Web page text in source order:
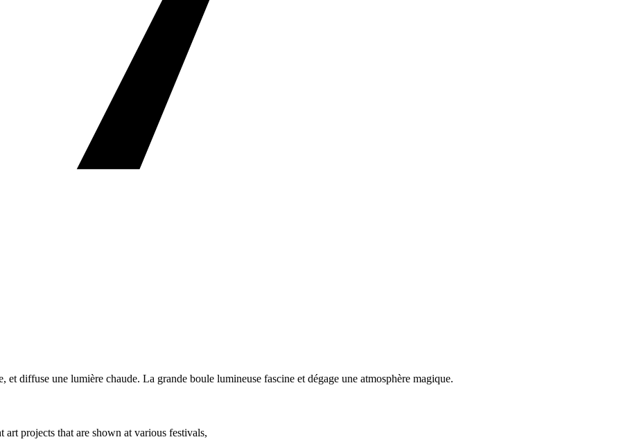
et diffuse une lumière chaude. La grande boule lumineuse fascine et dégage une atmosphère magique.
projects that are shown at various festivals,